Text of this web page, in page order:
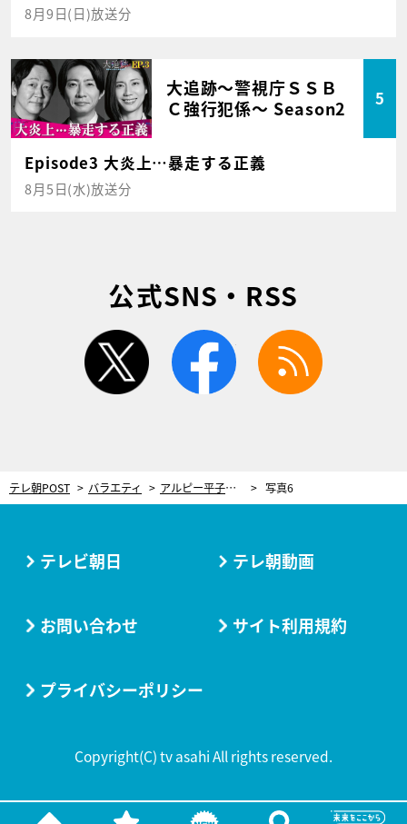
8月9日(日)放送分
大追跡～警視庁ＳＳＢ
Ｃ強行犯係～ Season2
5
Episode3 大炎上…暴走する正義
8月5日(水)放送分
公式SNS・RSS
twitter facebook
テレ朝POST バラエティ アルピー平子、本番中に千鳥・大悟からマジダメ出し！「スタッフさんも嫌な気持ちに…」 写真6
テレビ朝日 テレ朝動画
お問い合わせ サイト利用規約
プライバシーポリシー
Copyright(C) tv asahi All rights reserved.